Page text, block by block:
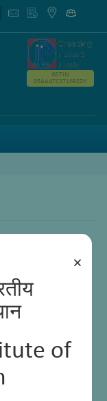
×
of
GSTIN
05AAATC2716R2ZK